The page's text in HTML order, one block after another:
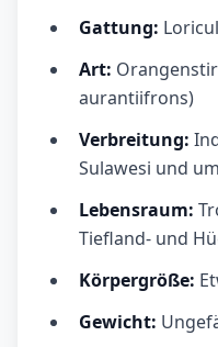
Gattung:
Art:
aurantiifrons)
Verbreitung:
Sulawesi und
Lebensraum:
Tiefland- und
Körpergröße:
Gewicht: